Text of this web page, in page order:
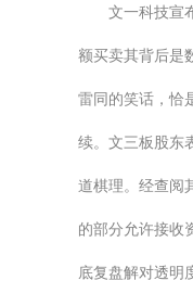
文一科技宣
额买卖其背后是
雷同的笑话，恰
续。文三板股东
道棋理。经查阅
的部分允许接收
底复盘解对透明